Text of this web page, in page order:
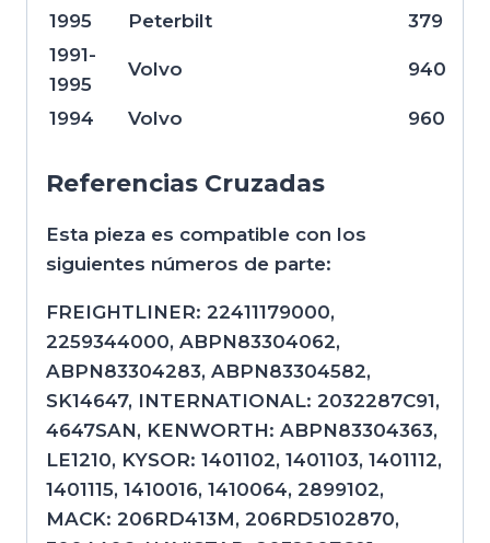
1995 Peterbilt
379
1991-
1995
Volvo 940
1994 Volvo 960
Referencias Cruzadas
Esta pieza es compatible con los
siguientes números de parte:
FREIGHTLINER: 22411179000,
2259344000, ABPN83304062,
ABPN83304283, ABPN83304582,
SK14647, INTERNATIONAL: 2032287C91,
4647SAN, KENWORTH: ABPN83304363,
LE1210, KYSOR: 1401102, 1401103, 1401112,
1401115, 1410016, 1410064, 2899102,
MACK: 206RD413M, 206RD5102870,